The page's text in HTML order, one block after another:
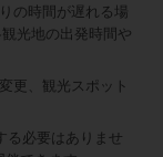
の時間が遅れる場
光地の出発時間や
更、観光スポット
る必要はありませ